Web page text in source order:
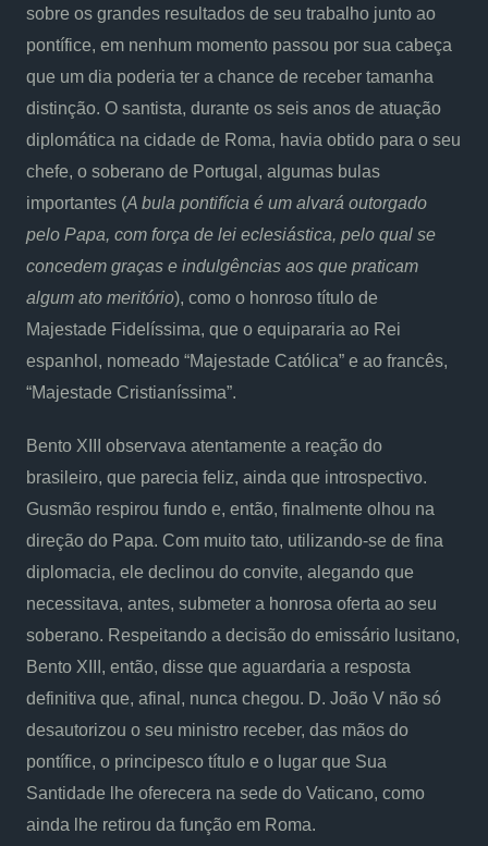
sobre os grandes resultados de seu trabalho junto ao
pontífice, em nenhum momento passou por sua cabeça
que um dia poderia ter a chance de receber tamanha
distinção. O santista, durante os seis anos de atuação
diplomática na cidade de Roma, havia obtido para o seu
chefe, o soberano de Portugal, algumas bulas
importantes (A bula pontifícia é um alvará outorgado
pelo Papa, com força de lei eclesiástica, pelo qual se
concedem graças e indulgências aos que praticam
algum ato meritório), como o honroso título de
Majestade Fidelíssima, que o equipararia ao Rei
espanhol, nomeado “Majestade Católica” e ao francês,
“Majestade Cristianíssima”.
Bento XIII observava atentamente a reação do
brasileiro, que parecia feliz, ainda que introspectivo.
Gusmão respirou fundo e, então, finalmente olhou na
direção do Papa. Com muito tato, utilizando-se de fina
diplomacia, ele declinou do convite, alegando que
necessitava, antes, submeter a honrosa oferta ao seu
soberano. Respeitando a decisão do emissário lusitano,
Bento XIII, então, disse que aguardaria a resposta
definitiva que, afinal, nunca chegou. D. João V não só
desautorizou o seu ministro receber, das mãos do
pontífice, o principesco título e o lugar que Sua
Santidade lhe oferecera na sede do Vaticano, como
ainda lhe retirou da função em Roma.